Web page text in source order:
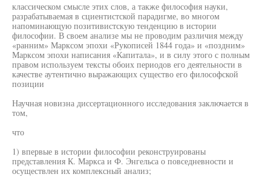
классическом смысле этих слов, а также философия науки,
разрабатываемая в сциентистской парадигме, во многом
напоминающую позитивистскую тенденцию в истории
философии. В своем анализе мы не проводим различия между
«ранним» Марксом эпохи «Рукописей 1844 года» и «поздним»
Марксом эпохи написания «Капитала», и в силу этого с полным
правом используем тексты обоих периодов его деятельности в
качестве аутентично выражающих существо его философской
позиции
Научная новизна диссертационного исследования заключается в
том,
что
1) впервые в истории философии реконструированы
представления К. Маркса и Ф. Энгельса о повседневности и
осуществлен их комплексный анализ;